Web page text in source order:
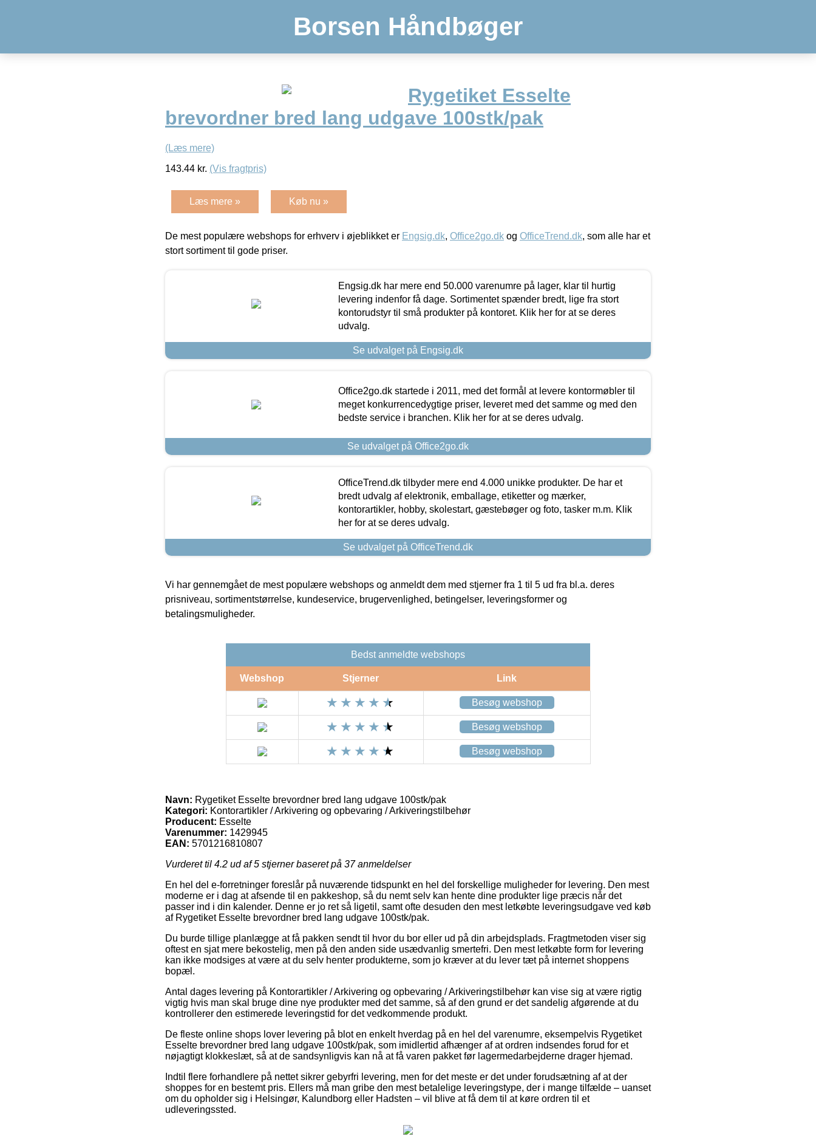
Borsen Håndbøger
Rygetiket Esselte
brevordner bred lang udgave 100stk/pak
(Læs mere)
143.44 kr. (Vis fragtpris)
Læs mere » Køb nu »
De mest populære webshops for erhverv i øjeblikket er Engsig.dk, Office2go.dk og OfficeTrend.dk, som alle har et
stort sortiment til gode priser.
Engsig.dk har mere end 50.000 varenumre på lager, klar til hurtig
levering indenfor få dage. Sortimentet spænder bredt, lige fra stort
kontorudstyr til små produkter på kontoret. Klik her for at se deres
udvalg.
Se udvalget på Engsig.dk
Office2go.dk startede i 2011, med det formål at levere kontormøbler til
meget konkurrencedygtige priser, leveret med det samme og med den
bedste service i branchen. Klik her for at se deres udvalg.
Se udvalget på Office2go.dk
OfficeTrend.dk tilbyder mere end 4.000 unikke produkter. De har et
bredt udvalg af elektronik, emballage, etiketter og mærker,
kontorartikler, hobby, skolestart, gæstebøger og foto, tasker m.m. Klik
her for at se deres udvalg.
Se udvalget på OfficeTrend.dk
Vi har gennemgået de mest populære webshops og anmeldt dem med stjerner fra 1 til 5 ud fra bl.a. deres
prisniveau, sortimentstørrelse, kundeservice, brugervenlighed, betingelser, leveringsformer og
betalingsmuligheder.
Bedst anmeldte webshops
Webshop Stjerner Link
Besøg webshop
Besøg webshop
Besøg webshop
Navn: Rygetiket Esselte brevordner bred lang udgave 100stk/pak
Kategori: Kontorartikler / Arkivering og opbevaring / Arkiveringstilbehør
Producent: Esselte
Varenummer: 1429945
EAN: 5701216810807
Vurderet til 4.2 ud af 5 stjerner baseret på 37anmeldelser
En hel del e-forretninger foreslår på nuværende tidspunkt en hel del forskellige muligheder for levering. Den mest
moderne er i dag at afsende til en pakkeshop, så du nemt selv kan hente dine produkter lige præcis når det
passer ind i din kalender. Denne er jo ret så ligetil, samt ofte desuden den mest letkøbte leveringsudgave ved køb
af Rygetiket Esselte brevordner bred lang udgave 100stk/pak.
Du burde tillige planlægge at få pakken sendt til hvor du bor eller ud på din arbejdsplads. Fragtmetoden viser sig
oftest en sjat mere bekostelig, men på den anden side usædvanlig smertefri. Den mest letkøbte form for levering
kan ikke modsiges at være at du selv henter produkterne, som jo kræver at du lever tæt på internet shoppens
bopæl.
Antal dages levering på Kontorartikler / Arkivering og opbevaring / Arkiveringstilbehør kan vise sig at være rigtig
vigtig hvis man skal bruge dine nye produkter med det samme, så af den grund er det sandelig afgørende at du
kontrollerer den estimerede leveringstid for det vedkommende produkt.
De fleste online shops lover levering på blot en enkelt hverdag på en hel del varenumre, eksempelvis Rygetiket
Esselte brevordner bred lang udgave 100stk/pak, som imidlertid afhænger af at ordren indsendes forud for et
nøjagtigt klokkeslæt, så at de sandsynligvis kan nå at få varen pakket før lagermedarbejderne drager hjemad.
Indtil flere forhandlere på nettet sikrer gebyrfri levering, men for det meste er det under forudsætning af at der
shoppes for en bestemt pris. Ellers må man gribe den mest betalelige leveringstype, der i mange tilfælde – uanset
om du opholder sig i Helsingør, Kalundborg eller Hadsten – vil blive at få dem til at køre ordren til et
udleveringssted.